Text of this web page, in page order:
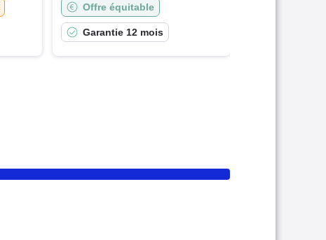
Offre équitable
Garantie 12 mois